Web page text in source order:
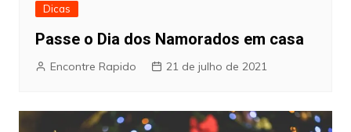
Dicas
Passe o Dia dos Namorados em casa
Encontre Rapido 21 de julho de 2021